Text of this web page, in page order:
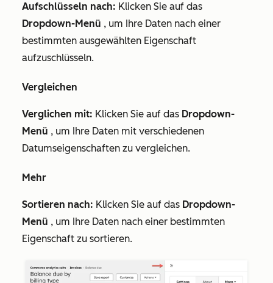
Aufschlüsseln nach: Klicken Sie auf das
Dropdown-Menü , um Ihre Daten nach einer
bestimmten ausgewählten Eigenschaft
aufzuschlüsseln.
Vergleichen
Verglichen mit: Klicken Sie auf das Dropdown-
Menü , um Ihre Daten mit verschiedenen
Datumseigenschaften zu vergleichen.
Mehr
Sortieren nach: Klicken Sie auf das Dropdown-
Menü , um Ihre Daten nach einer bestimmten
Eigenschaft zu sortieren.